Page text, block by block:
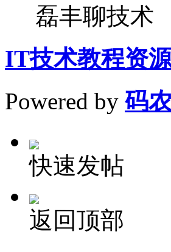
磊丰聊技术
IT技术教程资
Powered by 码
快速发帖
返回顶部